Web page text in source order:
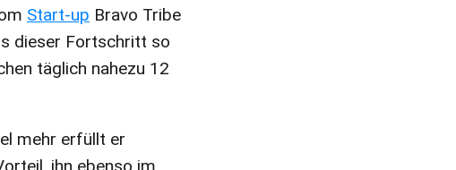
Start-up Bravo Tribe
dieser Fortschritt so
täglich nahezu 12
mehr erfüllt er